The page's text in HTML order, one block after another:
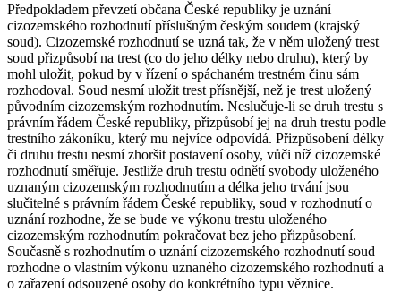
Předpokladem převzetí občana České republiky je uznání
cizozemského rozhodnutí příslušným českým soudem (krajský
soud). Cizozemské rozhodnutí se uzná tak, že v něm uložený trest
soud přizpůsobí na trest (co do jeho délky nebo druhu), který by
mohl uložit, pokud by v řízení o spáchaném trestném činu sám
rozhodoval. Soud nesmí uložit trest přísnější, než je trest uložený
původním cizozemským rozhodnutím. Neslučuje-li se druh trestu s
právním řádem České republiky, přizpůsobí jej na druh trestu podle
trestního zákoníku, který mu nejvíce odpovídá. Přizpůsobení délky
či druhu trestu nesmí zhoršit postavení osoby, vůči níž cizozemské
rozhodnutí směřuje. Jestliže druh trestu odnětí svobody uloženého
uznaným cizozemským rozhodnutím a délka jeho trvání jsou
slučitelné s právním řádem České republiky, soud v rozhodnutí o
uznání rozhodne, že se bude ve výkonu trestu uloženého
cizozemským rozhodnutím pokračovat bez jeho přizpůsobení.
Současně s rozhodnutím o uznání cizozemského rozhodnutí soud
rozhodne o vlastním výkonu uznaného cizozemského rozhodnutí a
o zařazení odsouzené osoby do konkrétního typu věznice.